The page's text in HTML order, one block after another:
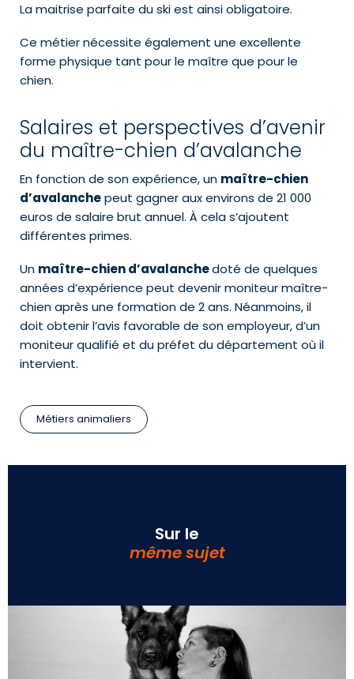
La maitrise parfaite du ski est ainsi obligatoire.
Ce métier nécessite également une excellente
forme physique tant pour le maître que pour le
chien.
Salaires et perspectives d’avenir
du maître-chien d’avalanche
En fonction de son expérience, un maître-chien
d’avalanchepeut gagner aux environs de 21 000
euros de salaire brut annuel. À cela s’ajoutent
différentes primes.
Un maître-chien d’avalanchedoté de quelques
années d’expérience peut devenir moniteur maître-
chien après une formation de 2 ans. Néanmoins, il
doit obtenir l’avis favorable de son employeur, d’un
moniteur qualifié et du préfet du département où il
intervient.
Métiers animaliers
Sur le
même sujet